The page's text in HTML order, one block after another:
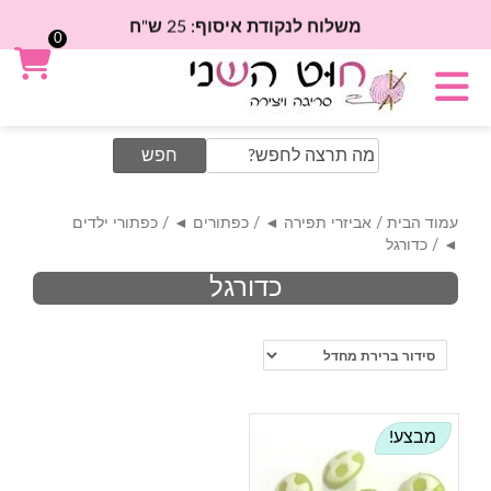
משלוח לנקודת איסוף: 25 ש"ח
Search
for:
עמוד הבית / אביזרי תפירה ◄ / כפתורים ◄ / כפתורי ילדים
◄ / כדורגל
כדורגל
מבצע!
0